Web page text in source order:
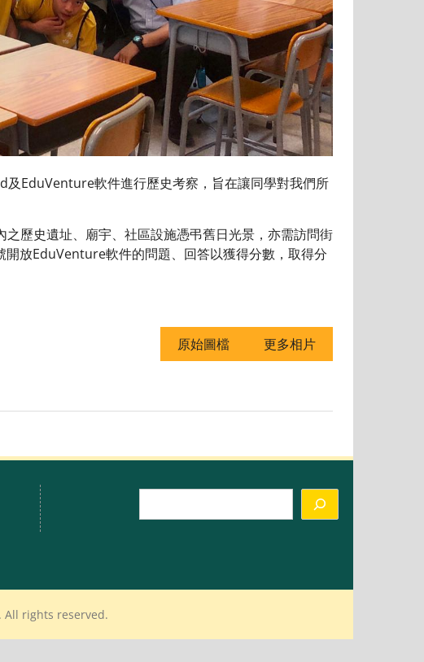
EduVenture軟件進行歷史考察，旨在讓同學對我們所
歷史遺址、廟宇、社區設施憑弔舊日光景，亦需訪問街
放EduVenture軟件的問題、回答以獲得分數，取得分
原始圖檔 更多相片
All rights reserved.